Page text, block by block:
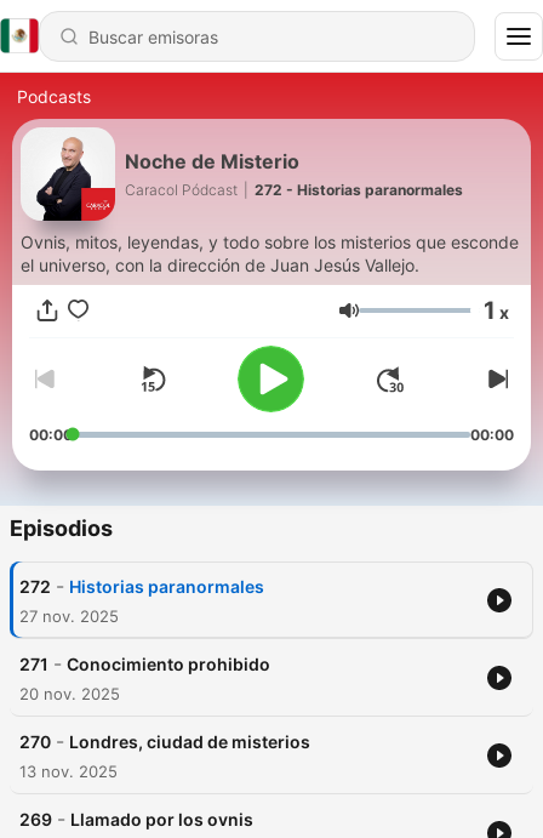
Podcasts
Noche de Misterio
Caracol Pódcast 272 - Historias paranormales
Ovnis, mitos, leyendas, y todo sobre los misterios que esconde
el universo, con la dirección de Juan Jesús Vallejo.
Volumen 1 x
00:00 00:00
Episodios
272 - Historias paranormales
27 nov. 2025
271 - Conocimiento prohibido
20 nov. 2025
270 - Londres, ciudad de misterios
13 nov. 2025
269 - Llamado por los ovnis